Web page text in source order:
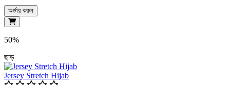
অর্ডার করুন
50%
ছাড়
Jersey Stretch Hijab